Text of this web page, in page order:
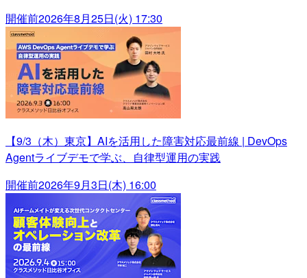
開催前2026年8月25日(火) 17:30
【9/3（木）東京】AIを活用した障害対応最前線 | DevOps
Agentライブデモで学ぶ、自律型運用の実践
開催前2026年9月3日(木) 16:00